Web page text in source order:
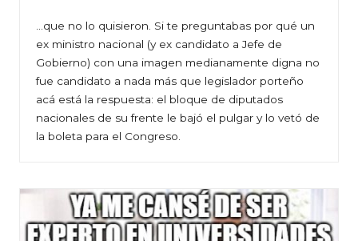
…que no lo quisieron. Si te preguntabas por qué un
ex ministro nacional (y ex candidato a Jefe de
Gobierno) con una imagen medianamente digna no
fue candidato a nada más que legislador porteño
acá está la respuesta: el bloque de diputados
nacionales de su frente le bajó el pulgar y lo vetó de
la boleta para el Congreso.